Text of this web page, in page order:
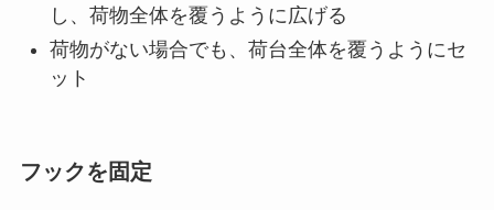
し、荷物全体を覆うように広げる
荷物がない場合でも、荷台全体を覆うようにセ
ット
フックを固定